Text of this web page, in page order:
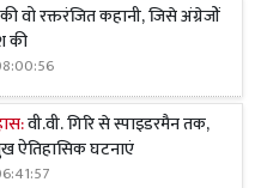
वो रक्तरंजित कहानी, जिसे अंग्रेजों
की
वी.वी. गिरि से स्पाइडरमैन तक,
ऐतिहासिक घटनाएं